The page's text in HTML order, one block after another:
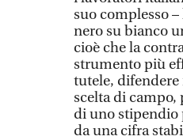
suo complesso
nero su bianco
cioè che la
strumento più
tutele,
scelta di campo,
di uno stipendio
da una cifra